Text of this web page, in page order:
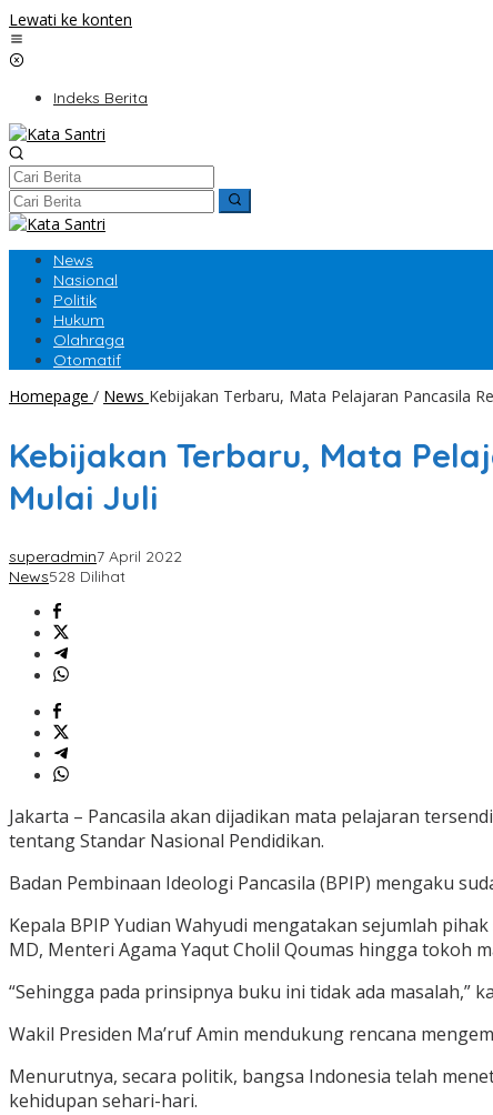
Lewati ke konten
Indeks Berita
News
Nasional
Politik
Hukum
Olahraga
Otomatif
Homepage / News Kebijakan Terbaru, Mata Pelajaran Pancasila
Kebijakan Terbaru, Mata
Mulai Juli
superadmin7 April 2022
News528 Dilihat
Jakarta – Pancasila akan dijadikan mata pelajaran
tentang Standar Nasional Pendidikan.
Badan Pembinaan Ideologi Pancasila (BPIP) mengaku
Kepala BPIP Yudian Wahyudi mengatakan sejumlah
MD, Menteri Agama Yaqut Cholil Qoumas hingga tokoh
“Sehingga pada prinsipnya buku ini tidak ada masalah,”
Wakil Presiden Ma’ruf Amin mendukung rencana
Menurutnya, secara politik, bangsa Indonesia telah
kehidupan sehari-hari.